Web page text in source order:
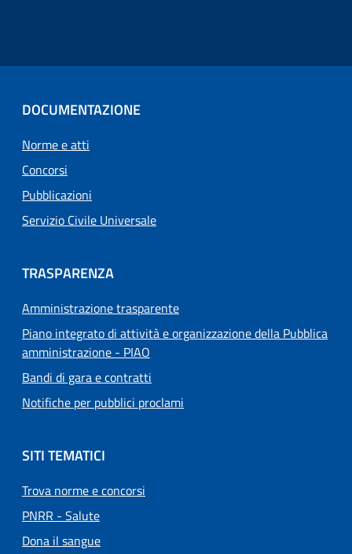
DOCUMENTAZIONE
Norme e atti
Concorsi
Pubblicazioni
Servizio Civile Universale
TRASPARENZA
Amministrazione trasparente
Piano integrato di attività e organizzazione della Pubblica
amministrazione - PIAO
Bandi di gara e contratti
Notifiche per pubblici proclami
SITI TEMATICI
Trova norme e concorsi
PNRR - Salute
Dona il sangue